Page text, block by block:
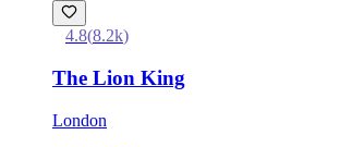
4.8(8.2k)
The Lion King
London